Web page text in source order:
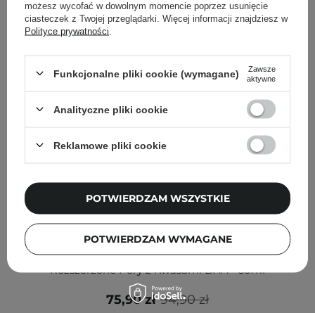
PROMOCJA
Medicube - Zero Pore One-day Cream - Krem na
Rozszerzone Pory z Kwasami BHA - 50ml
94,90 zł
75,90 zł
możesz wycofać w dowolnym momencie poprzez usunięcie
ciasteczek z Twojej przeglądarki. Więcej informacji znajdziesz w
Polityce prywatności
Funkcjonalne pliki cookie (wymagane)
Zawsze
aktywne
Analityczne pliki cookie
Reklamowe pliki cookie
POTWIERDZAM WYMAGANE
POTWIERDZAM WSZYSTKIE